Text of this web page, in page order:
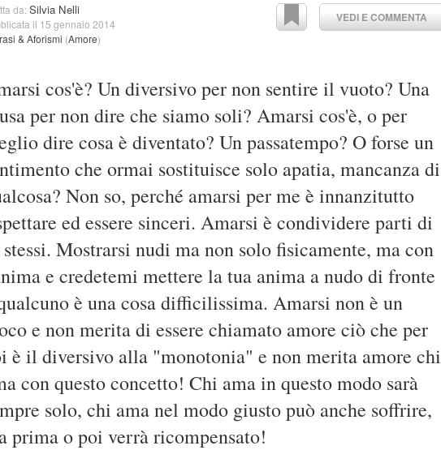
VEDI E COMMENTA
da:Silvia Nelli
il 15 gennaio 2014
& Aforismi (Amore)
cos'è? Un diversivo per non sentire il vuoto? Una
per non dire che siamo soli? Amarsi cos'è, o per
dire cosa è diventato? Un passatempo? O forse un
che ormai sostituisce solo apatia, mancanza di
Non so, perché amarsi per me è innanzitutto
ed essere sinceri. Amarsi è condividere parti di
stessi. Mostrarsi nudi ma non solo fisicamente, ma con
e credetemi mettere la tua anima a nudo di fronte
è una cosa difficilissima. Amarsi non è un
e non merita di essere chiamato amore ciò che per
è il diversivo alla "monotonia" e non merita amore chi
con questo concetto! Chi ama in questo modo sarà
solo, chi ama nel modo giusto può anche soffrire,
prima o poi verrà ricompensato!